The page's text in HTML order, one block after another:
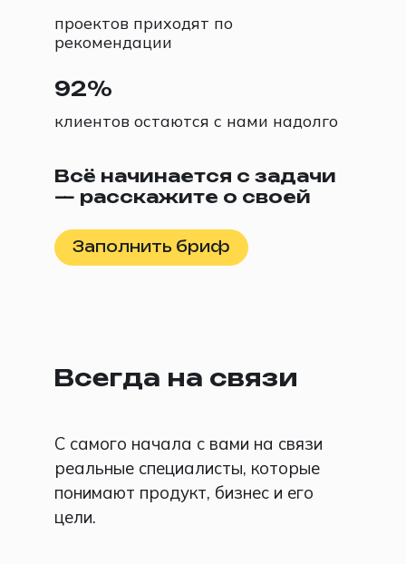
проектов приходят по
рекомендации
92%
клиентов остаются с нами надолго
Всё начинается с задачи
— расскажите о своей
Заполнить бриф
Всегда на связи
С самого начала с вами на связи
реальные специалисты, которые
понимают продукт, бизнес и его
цели.